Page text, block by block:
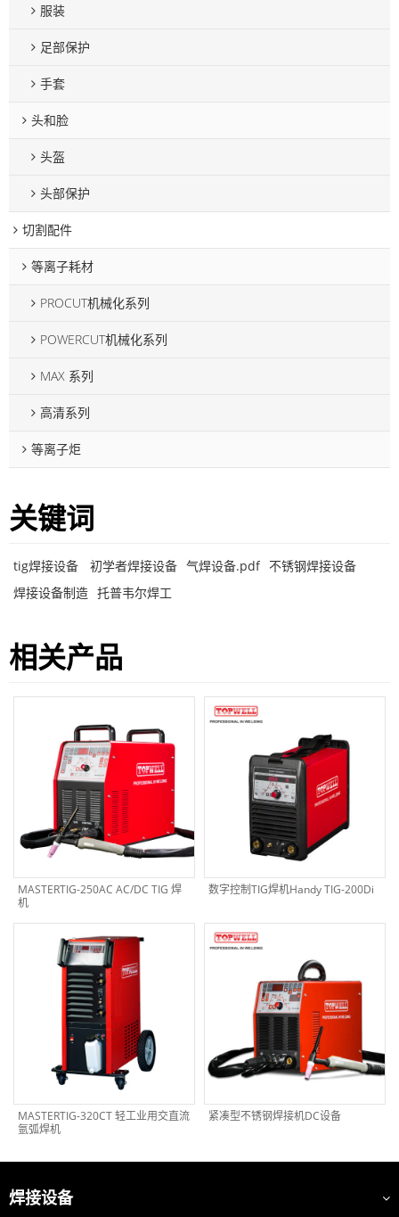
服装
足部保护
手套
头和脸
头盔
头部保护
切割配件
等离子耗材
PROCUT机械化系列
POWERCUT机械化系列
MAX 系列
高清系列
等离子炬
关键词
tig焊接设备 初学者焊接设备 气焊设备.pdf 不锈钢焊接设备
焊接设备制造 托普韦尔焊工
相关产品
MASTERTIG-250AC AC/DC TIG 焊
机
数字控制TIG焊机Handy TIG-200Di
MASTERTIG-320CT 轻工业用交直流
氩弧焊机
紧凑型不锈钢焊接机DC设备
焊接设备